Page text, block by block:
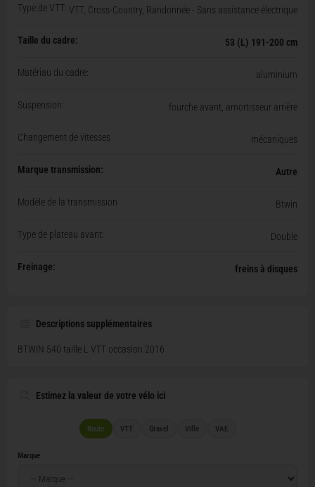
Type de VTT: VTT, Cross-Country, Randonnée - Sans assistance électrique
Taille du cadre: 53 (L) 191-200 cm
Matériau du cadre: aluminium
Suspension: fourche avant, amortisseur arrière
Changement de vitesses mécaniques
Marque transmission: Autre
Modèle de la transmission Btwin
Type de plateau avant: Double
Freinage: freins à disques
Descriptions supplémentaires
BTWIN 540 taille L VTT occasion 2016
Estimez la valeur de votre vélo ici
Route VTT Gravel Ville VAE
Marque